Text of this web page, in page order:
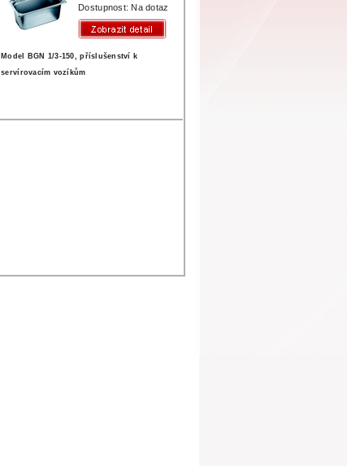
Dostupnost: Na dotaz
Model BGN 1/3-150, příslušenství k
servírovacím vozíkům